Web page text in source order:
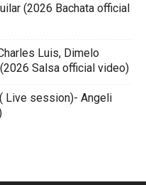
(2026 Bachata official
Luis, Dimelo
Salsa official video)
( Live session)- Angeli